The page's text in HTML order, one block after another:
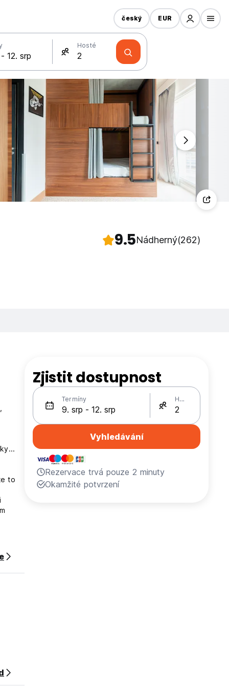
Hosté
český EUR
9.5Nádherný(262)
to
Zjistit dostupnost
Termíny Hosté
Vyhledávání
Rezervace trvá pouze 2 minuty
Okamžité potvrzení